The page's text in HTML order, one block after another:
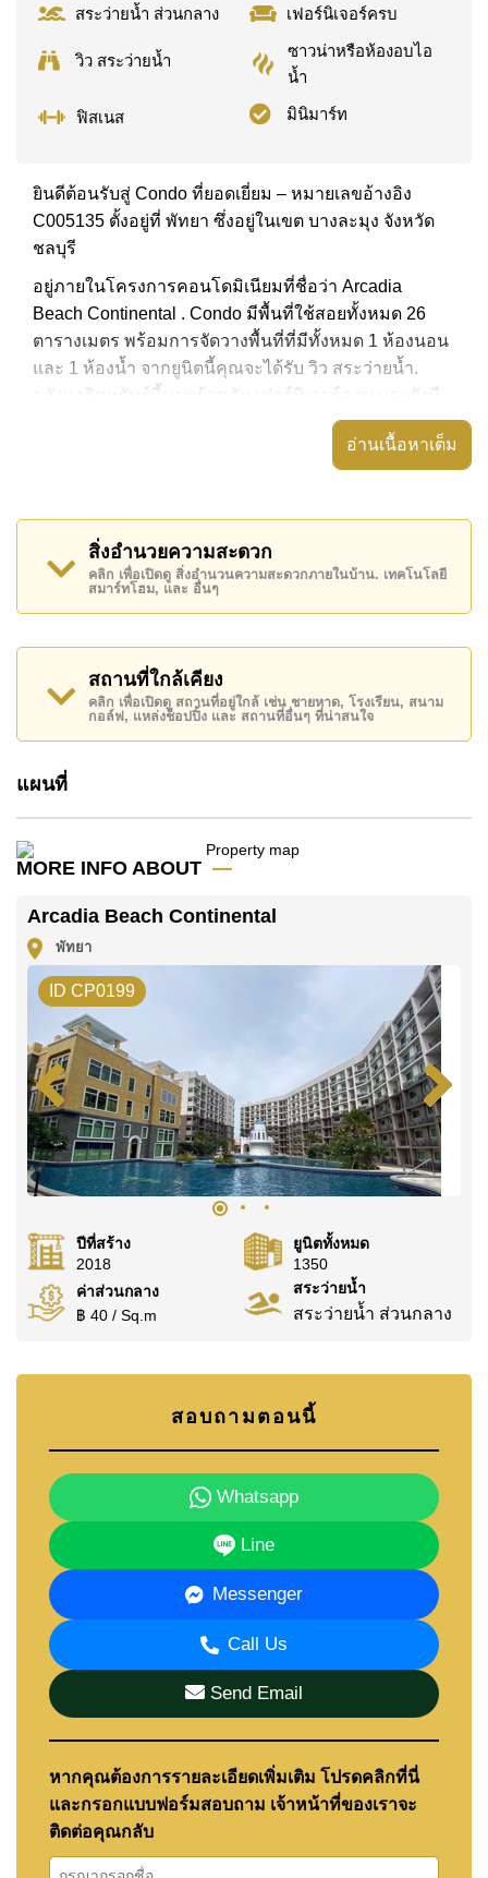
สระว่ายน้ำ ส่วนกลาง
เฟอร์นิเจอร์ครบ
วิว สระว่ายน้ำ
ซาวน่าหรือห้องอบไอ
น้ำ
ฟิสเนส มินิมาร์ท
ยินดีต้อนรับสู่ Condo ที่ยอดเยี่ยม – หมายเลขอ้างอิง
C005135 ตั้งอยู่ที่ พัทยา ซึ่งอยู่ในเขต บางละมุง จังหวัด
ชลบุรี
อยู่ภายในโครงการคอนโดมิเนียมที่ชื่อว่า Arcadia
Beach Continental . Condo มีพื้นที่ใช้สอยทั้งหมด 26
ตารางเมตร พร้อมการจัดวางพื้นที่ที่มีทั้งหมด 1 ห้องนอน
และ 1 ห้องน้ำ จากยูนิตนี้คุณจะได้รับ วิว สระว่ายน้ำ.
อสังหาริมทรัพย์นี้มาพร้อมกับ เฟอร์นิเจอร์ครบ และยังมี
สิ่งอำนวยความสะดวก ได้แก่ มีระเบียง, เครื่องปรับ
Arcadia Beach Continental มีสิ่งอำนวยความสะดวก
ส่วนกลาง ได้แก่ สไลเดอร์, ฟิสเนส, ห้องเกมส์, ซาวน่า
หรือห้องอบไอน้ำ
สถานที่สำคัญใกล้ Arcadia Beach Continental ได้แก่: ฟู้
ดมาร์ท, เฟรนด์ชิป ซุปเปอร์มาร์เก็ต , พัทยาปาร์ค, ถนน
คนเดิน , เอเชีย 9 หลุม กอล์ฟ , รพ.กรุงเทพจอมเทียน, โรง
พยาบาลเมืองพัทยา
อสังหาริมทรัพย์นี้เปิดให้เช่าระยะยาวในราคา ฿ 12,000
บาทต่อเดือน
มัดจำ 2 เดือน ก่อนเข้าอยู่อาศัย
คุณ!
ติดต่อ Cornerstone Real Estate โทร +6638411250
หรือ อีเมลinfo@cornerstone.co.th
WhatsApp ของสำนักงาน:
และ LINE:
@cornerstonepattaya
อ่านเนื้อหาเต็ม
สิ่งอำนวยความสะดวก
คลิก เพื่อเปิดดู สิ่งอำนวนความสะดวกภายในบ้าน. เทคโนโลยี
สมาร์ทโฮม, และ อื่นๆ
สถานที่ใกล้เคียง
คลิก เพื่อเปิดดู สถานที่อยู่ใกล้ เช่น ชายหาด, โรงเรียน, สนาม
กอล์ฟ, แหล่งช็อปปิ้ง และ สถานที่อื่นๆ ที่น่าสนใจ
แผนที่
MORE INFO ABOUT
Arcadia Beach Continental
พัทยา
ID CP0199
ปีที่สร้าง
2018
ยูนิตทั้งหมด
1350
ค่าส่วนกลาง
฿ 40 / Sq.m
สระว่ายน้ำ
สระว่ายน้ำ ส่วนกลาง
สอบถามตอนนี้
Whatsapp
Line
Messenger
Call Us
Send Email
หากคุณต้องการรายละเอียดเพิ่มเติม โปรดคลิกที่นี่
และกรอกแบบฟอร์มสอบถาม เจ้าหน้าที่ของเราจะ
ติดต่อคุณกลับ